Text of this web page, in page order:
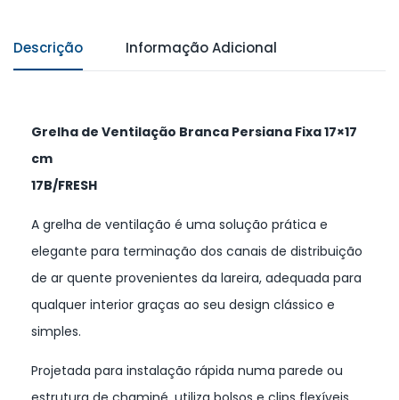
Descrição Informação Adicional
Grelha de Ventilação Branca Persiana Fixa 17×17
cm
17B/FRESH
A grelha de ventilação é uma solução prática e
elegante para terminação dos canais de distribuição
de ar quente provenientes da lareira, adequada para
qualquer interior graças ao seu design clássico e
simples.
Projetada para instalação rápida numa parede ou